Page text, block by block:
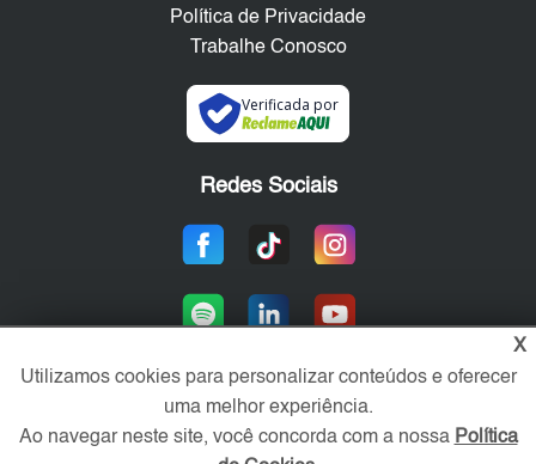
Política de Privacidade
Trabalhe Conosco
Verificada por
Redes Sociais
Área exclusiva aos anunciantes,
acesse sua conta:
X
Utilizamos cookies para personalizar conteúdos e oferecer
uma melhor experiência.
Ao navegar neste site, você concorda com a nossa Política